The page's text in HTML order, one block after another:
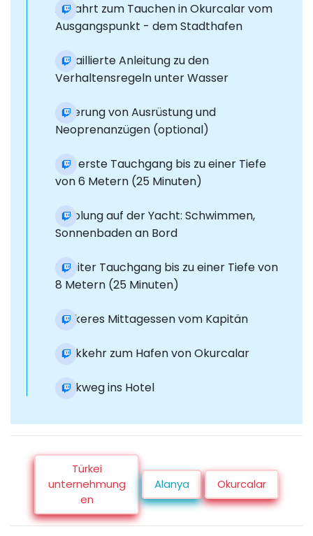
Abfahrt zum Tauchen in Okurcalar vom
Ausgangspunkt - dem Stadthafen
Detaillierte Anleitung zu den
Verhaltensregeln unter Wasser
Lieferung von Ausrüstung und
Neoprenanzügen (optional)
Der erste Tauchgang bis zu einer Tiefe
von 6 Metern (25 Minuten)
Erholung auf der Yacht: Schwimmen,
Sonnenbaden an Bord
Zweiter Tauchgang bis zu einer Tiefe von
8 Metern (25 Minuten)
Leckeres Mittagessen vom Kapitän
Rückkehr zum Hafen von Okurcalar
Rückweg ins Hotel
Türkei
unternehmung
en
Alanya Okurcalar